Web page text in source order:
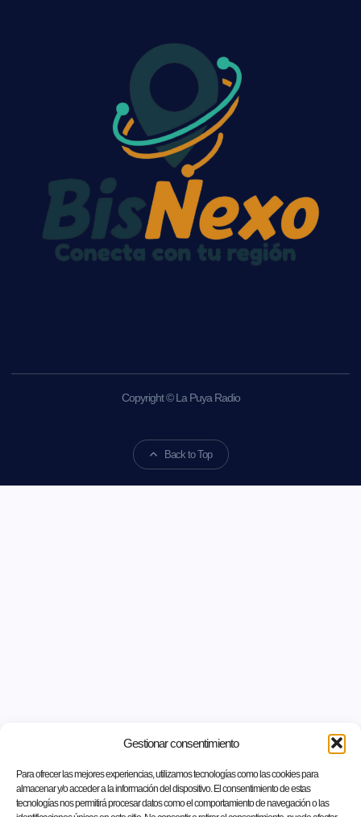
Gestionar consentimiento
Para ofrecer las mejores experiencias, utilizamos tecnologías como las cookies para
almacenar y/o acceder a la información del dispositivo. El consentimiento de estas
tecnologías nos permitirá procesar datos como el comportamiento de navegación o las
Copyright © La Puya Radio
Back to Top